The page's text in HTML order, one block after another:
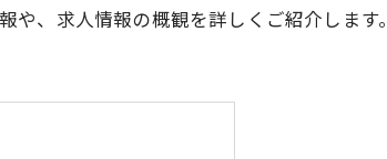
、求人情報の概観を詳しくご紹介します。